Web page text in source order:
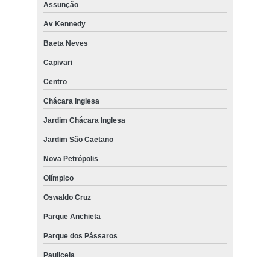
Assunção
Av Kennedy
Baeta Neves
Capivari
Centro
Chácara Inglesa
Jardim Chácara Inglesa
Jardim São Caetano
Nova Petrópolis
Olímpico
Oswaldo Cruz
Parque Anchieta
Parque dos Pássaros